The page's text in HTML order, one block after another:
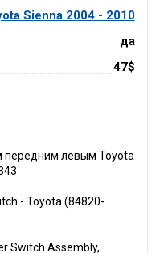
Sienna 2004 - 2010
да
47$
передним левым Toyota
- Toyota (84820-
Switch Assembly,